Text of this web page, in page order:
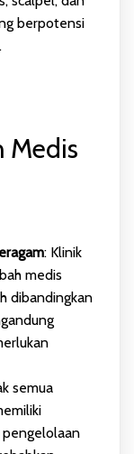
berpotensi
Medis
: Klinik
medis
dibandingkan
semua